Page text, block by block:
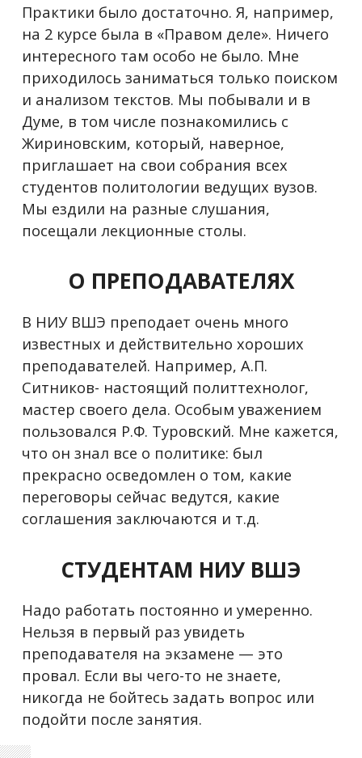
Практики было достаточно. Я, например,
на 2 курсе была в «Правом деле». Ничего
интересного там особо не было. Мне
приходилось заниматься только поиском
и анализом текстов. Мы побывали и в
Думе, в том числе познакомились с
Жириновским, который, наверное,
приглашает на свои собрания всех
студентов политологии ведущих вузов.
Мы ездили на разные слушания,
посещали лекционные столы.
О ПРЕПОДАВАТЕЛЯХ
В НИУ ВШЭ преподает очень много
известных и действительно хороших
преподавателей. Например, А.П.
Ситников- настоящий политтехнолог,
мастер своего дела. Особым уважением
пользовался Р.Ф. Туровский. Мне кажется,
что он знал все о политике: был
прекрасно осведомлен о том, какие
переговоры сейчас ведутся, какие
соглашения заключаются и т.д.
СТУДЕНТАМ НИУ ВШЭ
Надо работать постоянно и умеренно.
Нельзя в первый раз увидеть
преподавателя на экзамене — это
провал. Если вы чего-то не знаете,
никогда не бойтесь задать вопрос или
подойти после занятия.